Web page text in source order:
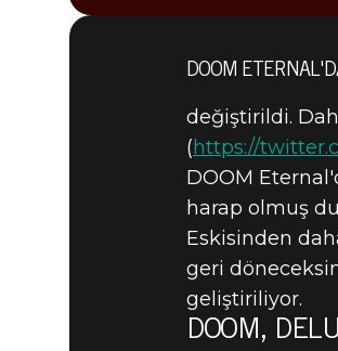
DOOM® Eternal 09
DOOM
değiştirildi.
(https://
DOOM
harap olmuş
Eskisinden
geri
geliştiriliyor.
DOOM,